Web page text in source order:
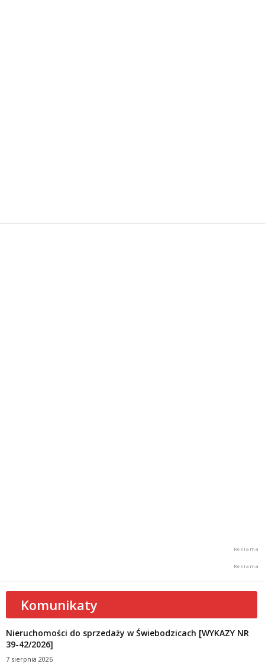
Komunikaty
Nieruchomości do sprzedaży w Świebodzicach [WYKAZY NR
39-42/2026]
7 sierpnia 2026